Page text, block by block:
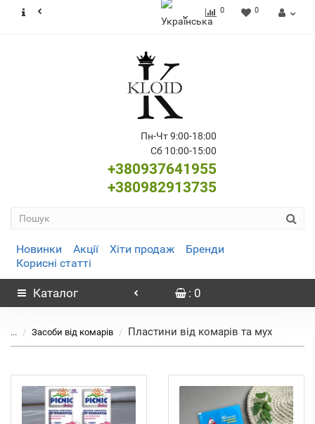
0 0
Пн-Чт 9:00-18:00
Сб 10:00-15:00
+380937641955
+380982913735
Новинки Акції Хіти продаж
Бренди
Корисні статті
Каталог : 0
... Засоби від комарів Пластини від комарів та мух